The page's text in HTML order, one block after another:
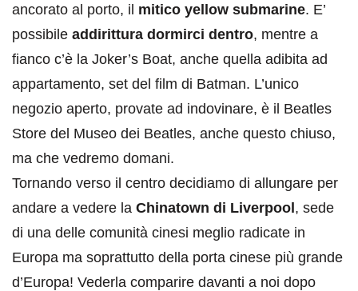
ancorato al porto, il mitico yellow submarine. E’
possibile addirittura dormirci dentro, mentre a
fianco c’è la Joker’s Boat, anche quella adibita ad
appartamento, set del film di Batman. L’unico
negozio aperto, provate ad indovinare, è il Beatles
Store del Museo dei Beatles, anche questo chiuso,
ma che vedremo domani.
Tornando verso il centro decidiamo di allungare per
andare a vedere la Chinatown di Liverpool, sede
di una delle comunità cinesi meglio radicate in
Europa ma soprattutto della porta cinese più grande
d’Europa! Vederla comparire davanti a noi dopo